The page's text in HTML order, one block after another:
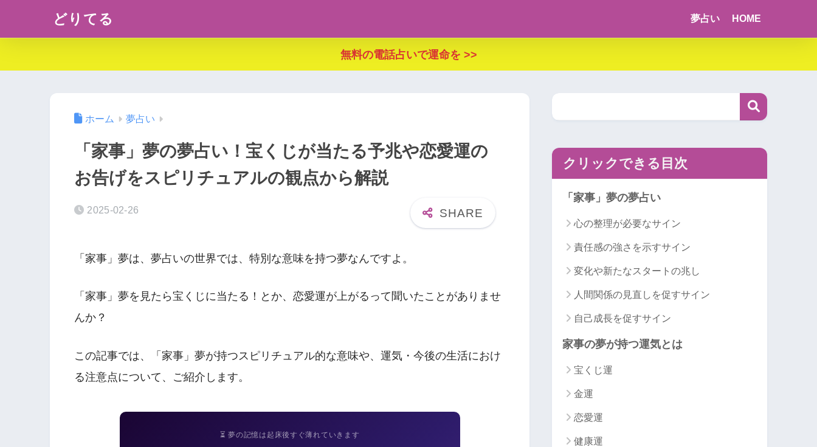
どりてる 夢占い HOME
無料の電話占いで運命を >>
ホーム 夢占い
「家事」夢の夢占い！宝くじが当たる予兆や恋愛運の
お告げをスピリチュアルの観点から解説
2025-02-26
「家事」夢は、夢占いの世界では、特別な意味を持つ夢なんですよ。
「家事」夢を見たら宝くじに当たる！とか、恋愛運が上がるって聞いたことがありませ
んか？
この記事では、「家事」夢が持つスピリチュアル的な意味や、運気・今後の生活におけ
る注意点について、ご紹介します。
⏳ 夢の記憶は起床後すぐ薄れていきます
クリックできる目次
「家事」夢の夢占い
心の整理が必要なサイン
責任感の強さを示すサイン
変化や新たなスタートの兆し
人間関係の見直しを促すサイン
自己成長を促すサイン
家事の夢が持つ運気とは
宝くじ運
金運
恋愛運
健康運